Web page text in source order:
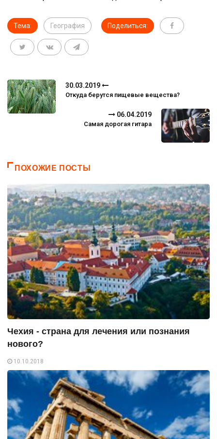
Тема: География Поделиться:
30.03.2019
Откуда берутся пищевые вещества?
06.04.2019
Самая дорогая гитара
ПОХОЖИЕ ПОСТЫ
Чехия - страна для лечения или познания
нового?
10.10.2018